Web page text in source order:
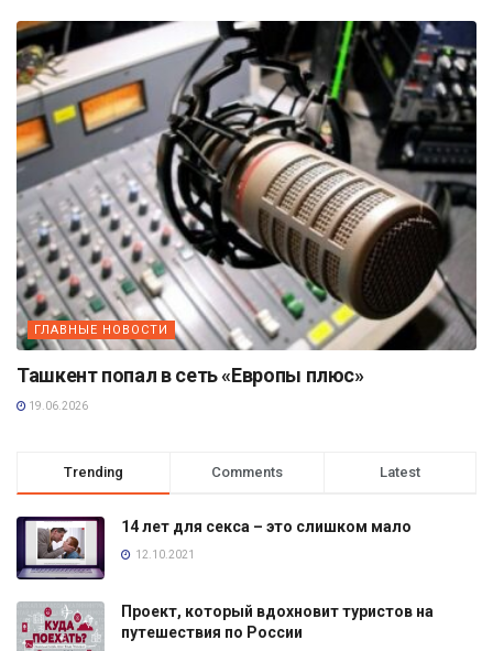
ГЛАВНЫЕ НОВОСТИ
Ташкент попал в сеть «Европы плюс»
19.06.2026
Trending Comments Latest
14 лет для секса – это слишком мало
12.10.2021
Проект, который вдохновит туристов на
путешествия по России